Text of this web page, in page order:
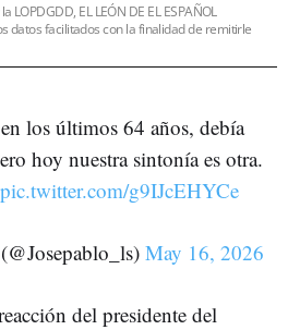
LOPDGDD, EL LEÓN DE EL ESPAÑOL
datos facilitados con la finalidad de remitirle
los últimos 64 años, debía
hoy nuestra sintonía es otra.
pic.twitter.com/g9IJcEHYCe
May 16, 2026
del presidente del